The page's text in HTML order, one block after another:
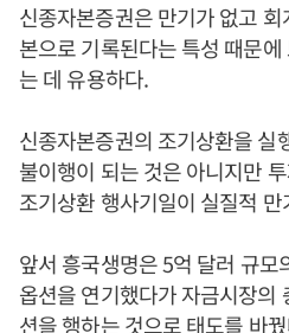
신종자본증권은 만기가 없고
본으로 기록된다는 특성 때문
는 데 유용하다.
신종자본증권의 조기상환을 실
불이행이 되는 것은 아니지만
조기상환 행사기일이 실질적
앞서 흥국생명은 5억 달러 규
옵션을 연기했다가 자금시장의
션을 행하는 것으로 태도를 바